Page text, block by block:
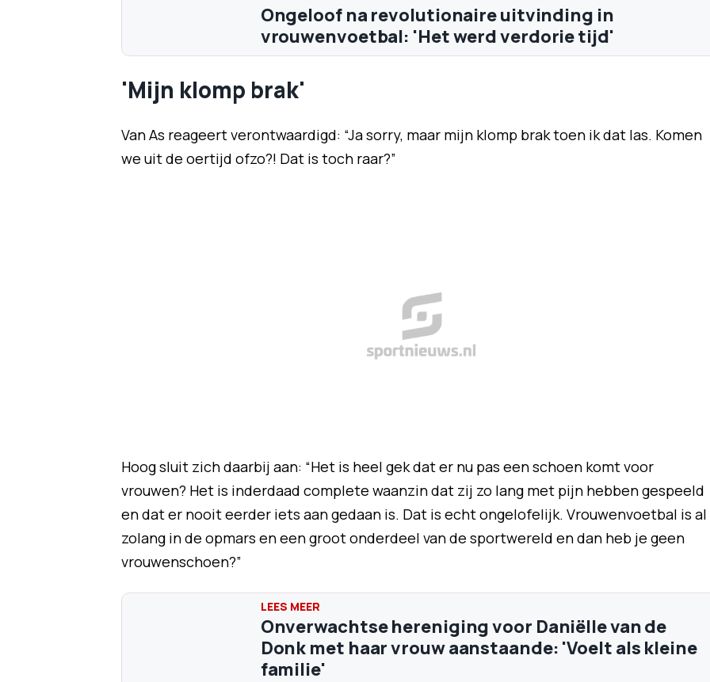
Ongeloof na revolutionaire uitvinding in
vrouwenvoetbal: 'Het werd verdorie tijd'
'Mijn klomp brak'
Van As reageert verontwaardigd: “Ja sorry, maar mijn klomp brak toen ik dat las. Komen
we uit de oertijd ofzo?! Dat is toch raar?”
Hoog sluit zich daarbij aan: “Het is heel gek dat er nu pas een schoen komt voor
vrouwen? Het is inderdaad complete waanzin dat zij zo lang met pijn hebben gespeeld
en dat er nooit eerder iets aan gedaan is. Dat is echt ongelofelijk. Vrouwenvoetbal is al
zolang in de opmars en een groot onderdeel van de sportwereld en dan heb je geen
vrouwenschoen?”
Onverwachtse hereniging voor Daniëlle van de
Donk met haar vrouw aanstaande: 'Voelt als kleine
familie'